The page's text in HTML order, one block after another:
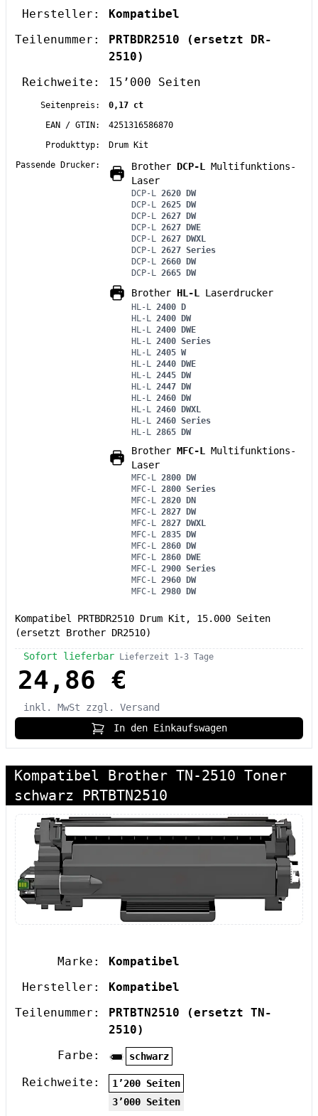
Hersteller:
Kompatibel
Teilenummer:
PRTBDR2510
(ersetzt DR-
2510)
Reichweite:
15’000 Seiten
Seitenpreis:
0,17 ct
EAN / GTIN:
4251316586870
Produkttyp:
Drum Kit
Passende Drucker:
Brother DCP-L
Multifunktions-
Laser
DCP-L
2620 DW
DCP-L
2625 DW
DCP-L
2627 DW
DCP-L
2627 DWE
DCP-L
2627 DWXL
DCP-L
2627 Series
DCP-L
2660 DW
DCP-L
2665 DW
Brother HL-L Laserdrucker
HL-L
2400 D
HL-L
2400 DW
HL-L
2400 DWE
HL-L
2400 Series
HL-L
2405 W
HL-L
2440 DWE
HL-L
2445 DW
HL-L
2447 DW
HL-L
2460 DW
HL-L
2460 DWXL
HL-L
2460 Series
HL-L
2865 DW
Brother MFC-L
Multifunktions-
Laser
MFC-L
2800 DW
MFC-L
2800 Series
MFC-L
2820 DN
MFC-L
2827 DW
MFC-L
2827 DWXL
MFC-L
2835 DW
MFC-L
2860 DW
MFC-L
2860 DWE
MFC-L
2900 Series
MFC-L
2960 DW
MFC-L
2980 DW
Kompatibel PRTBDR2510 Drum Kit, 15.000 Seiten
(ersetzt Brother DR2510)
Sofort lieferbar Lieferzeit 1-3 Tage
24,86 €
inkl. MwSt
zzgl. Versand
In den Einkaufswagen
Kompatibel Brother TN-2510 Toner
schwarz PRTBTN2510
Marke:
Kompatibel
Hersteller:
Kompatibel
Teilenummer:
PRTBTN2510
(ersetzt TN-
2510)
Farbe:
schwarz
Reichweite:
1’200 Seiten
3’000 Seiten